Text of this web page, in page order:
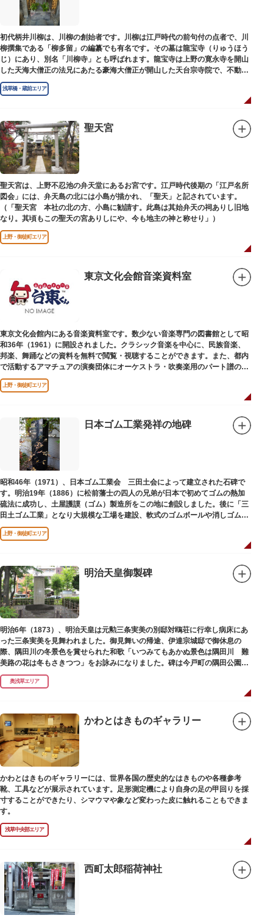
初代柄井川柳は、川柳の創始者です。川柳は江戸時代の前句付の点者で、川
柳撰集である「柳多留」の編纂でも有名です。その墓は龍宝寺（りゅうほう
じ）にあり、別名「川柳寺」とも呼ばれます。龍宝寺は上野の寛永寺を開山
した天海大僧正の法兄にあたる豪海大僧正が開山した天台宗寺院で、不動明
王の梵字を刻んだ板碑が境内に残っています。
浅草橋・蔵前エリア
聖天宮
聖天宮は、上野不忍池の弁天堂にあるお宮です。江戸時代後期の「江戸名所
図会」には、弁天島の北には小島が描かれ、「聖天」と記されています。
（「聖天宮 本社の北の方、小島に勧請す。此島は其始弁天の祠ありし旧地
なり。其頃もこの聖天の宮ありしにや、今も地主の神と称せり」）
上野・御徒町エリア
東京文化会館音楽資料室
東京文化会館内にある音楽資料室です。数少ない音楽専門の図書館として昭
和36年（1961）に開設されました。クラシック音楽を中心に、民族音楽、
邦楽、舞踊などの資料を無料で閲覧・視聴することができます。また、都内
で活動するアマチュアの演奏団体にオーケストラ・吹奏楽用のパート譜の館
外貸出も行っています。
上野・御徒町エリア
日本ゴム工業発祥の地碑
昭和46年（1971）、日本ゴム工業会 三田土会によって建立された石碑で
す。明治19年（1886）に松前藩士の四人の兄弟が日本で初めてゴムの熱加
硫法に成功し、土屋護謨（ゴム）製造所をこの地に創設しました。後に「三
田土ゴム工業」となり大規模な工場を建設、軟式のゴムボールや消しゴムな
ど新しいゴム製品を次々に開発しました。
上野・御徒町エリア
明治天皇御製碑
明治6年（1873）、明治天皇は元勲三条実美の別邸対鴎荘に行幸し病床にあ
った三条実美を見舞われました。御見舞いの帰途、伊達宗城邸で御休息の
際、隅田川の冬景色を賞せられた和歌「いつみてもあかぬ景色は隅田川 難
美路の花は冬もさきつつ」をお詠みになりました。碑は今戸町の隅田公園内
にあります。
奥浅草エリア
かわとはきものギャラリー
かわとはきものギャラリーには、世界各国の歴史的なはきものや各種参考
靴、工具などが展示されています。足形測定機により自身の足の甲回りを採
寸することができたり、シマウマや象など変わった皮に触れることもできま
す。
浅草中央部エリア
西町太郎稲荷神社